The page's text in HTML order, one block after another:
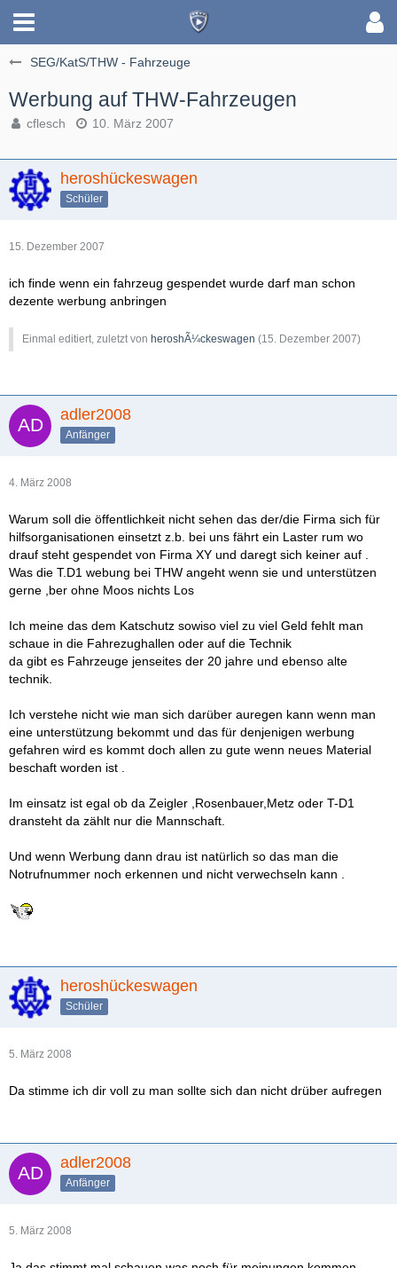
SEG/KatS/THW - Fahrzeuge
Werbung auf THW-Fahrzeugen
cflesch 10. März 2007
heroshückeswagen
Schüler
15. Dezember 2007
ich finde wenn ein fahrzeug gespendet wurde darf man schon
dezente werbung anbringen
Einmal editiert, zuletzt von heroshÃ¼ckeswagen (15. Dezember 2007)
adler2008
Anfänger
4. März 2008
Warum soll die öffentlichkeit nicht sehen das der/die Firma sich für
hilfsorganisationen einsetzt z.b. bei uns fährt ein Laster rum wo
drauf steht gespendet von Firma XY und daregt sich keiner auf .
Was die T.D1 webung bei THW angeht wenn sie und unterstützen
gerne ,ber ohne Moos nichts Los
Ich meine das dem Katschutz sowiso viel zu viel Geld fehlt man
schaue in die Fahrezughallen oder auf die Technik
da gibt es Fahrzeuge jenseites der 20 jahre und ebenso alte
technik.
Ich verstehe nicht wie man sich darüber auregen kann wenn man
eine unterstützung bekommt und das für denjenigen werbung
gefahren wird es kommt doch allen zu gute wenn neues Material
beschaft worden ist .
Im einsatz ist egal ob da Zeigler ,Rosenbauer,Metz oder T-D1
dransteht da zählt nur die Mannschaft.
Und wenn Werbung dann drau ist natürlich so das man die
Notrufnummer noch erkennen und nicht verwechseln kann .
heroshückeswagen
Schüler
5. März 2008
Da stimme ich dir voll zu man sollte sich dan nicht drüber aufregen
adler2008
Anfänger
5. März 2008